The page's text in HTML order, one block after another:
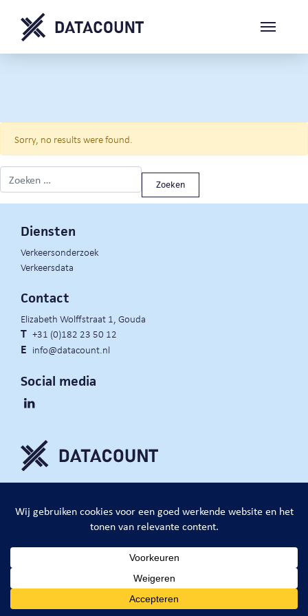
Sorry, no results were found.
Zoeken naar:
Diensten
Verkeersonderzoek
Verkeersdata
Contact
Elizabeth Wolffstraat 1, Gouda
T +31 (0)182 23 50 12
E info@datacount.nl
Social media
DataCount B.V.
privacy policy
algemene voorwaarden